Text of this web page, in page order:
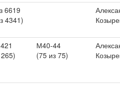
6619
4341)
М40-44
(75 из 75)